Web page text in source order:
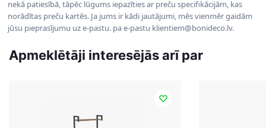
nekā patiesībā, tāpēc lūgums iepazīties ar preču specifikācijām, kas
norādītas preču kartēs. Ja jums ir kādi jautājumi, mēs vienmēr gaidām
jūsu pieprasījumu uz e-pastu. pa e-pastu klientiem@bonideco.lv.
Apmeklētāji interesējās arī par